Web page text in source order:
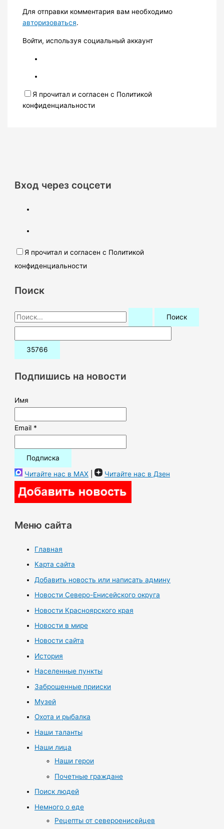
Для отправки комментария вам необходимо
авторизоваться.
Войти, используя социальный аккаунт
Я прочитал и согласен с Политикой
конфиденциальности
Вход через соцсети
Я прочитал и согласен с Политикой
конфиденциальности
Поиск
П
о
и
:Подпишись на новости
Имя
Email *
Читайте нас в MAX | Читайте нас в Дзен
Меню сайта
Главная
Карта сайта
Добавить новость или написать админу
Новости Северо-Енисейского округа
Новости Красноярского края
Новости в мире
Новости сайта
История
Населенные пункты
Заброшенные прииски
Музей
Охота и рыбалка
Наши таланты
Наши лица
Наши герои
Почетные граждане
Поиск людей
Немного о еде
Рецепты от североенисейцев